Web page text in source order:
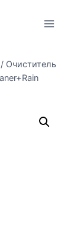
/ Очиститель